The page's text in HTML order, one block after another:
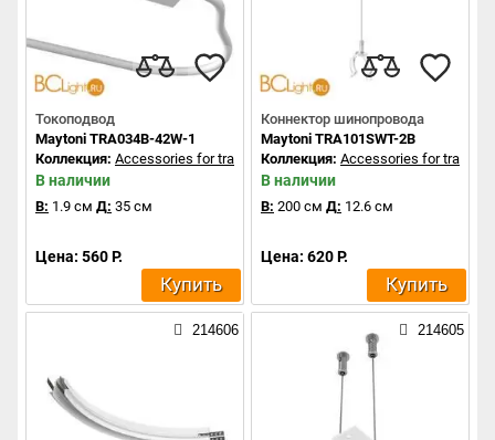
Токоподвод
Maytoni TRA034B-42W-1
Коллекция: Accessories for tracks Exility
В наличии
В: 1.9 см Д: 35 см
Цена: 560 Р.
Купить
Коннектор шинопровода
Maytoni TRA101SWT-2B
Коллекция: Accessories for tracks
В наличии
В: 200 см Д: 12.6 см
Цена: 620 Р.
Купить
214606 214605